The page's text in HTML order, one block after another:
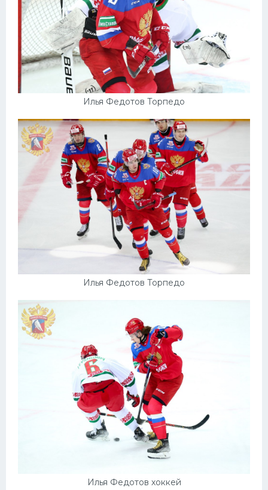
Илья Федотов Торпедо
Илья Федотов Торпедо
Илья Федотов хоккей